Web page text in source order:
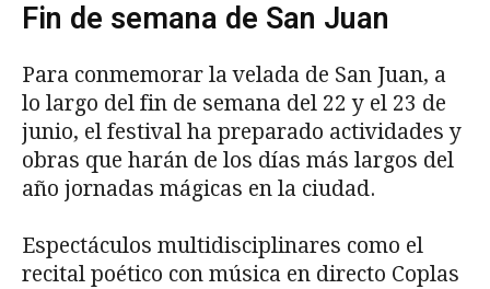
Fin de semana de San Juan
Para conmemorar la velada de San Juan, a
lo largo del fin de semana del 22 y el 23 de
junio, el festival ha preparado actividades y
obras que harán de los días más largos del
año jornadas mágicas en la ciudad.
Espectáculos multidisciplinares como el
recital poético con música en directo Coplas